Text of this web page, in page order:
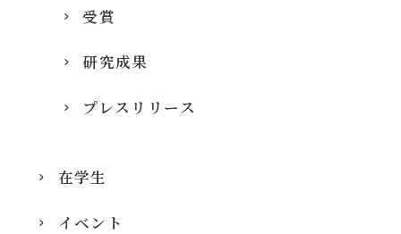
受賞
研究成果
プレスリリース
在学生
イベント